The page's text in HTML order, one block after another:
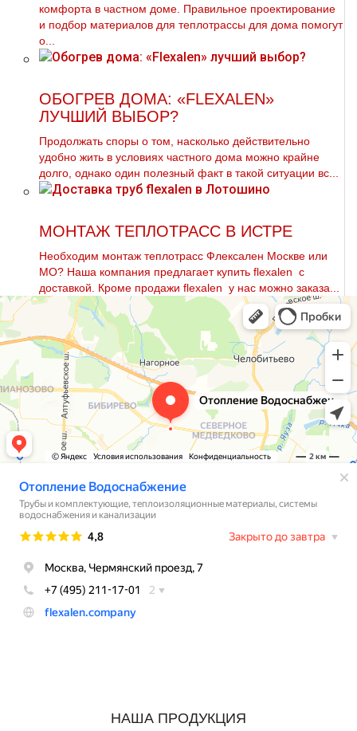
комфорта в частном доме. Правильное проектирование
и подбор материалов для теплотрассы для дома помогут
о...
ОБОГРЕВ ДОМА: «FLEXALEN»
ЛУЧШИЙ ВЫБОР?
Продолжать споры о том, насколько действительно
удобно жить в условиях частного дома можно крайне
долго, однако один полезный факт в такой ситуации вс...
МОНТАЖ ТЕПЛОТРАСС В ИСТРЕ
Необходим мoнтaж тeплoтpaсс Флексален Москве или
МО? Наша компания предлагает купить flехalеn с
доставкой. Кроме продажи flехalеn у нас можно заказа...
НАША ПРОДУКЦИЯ